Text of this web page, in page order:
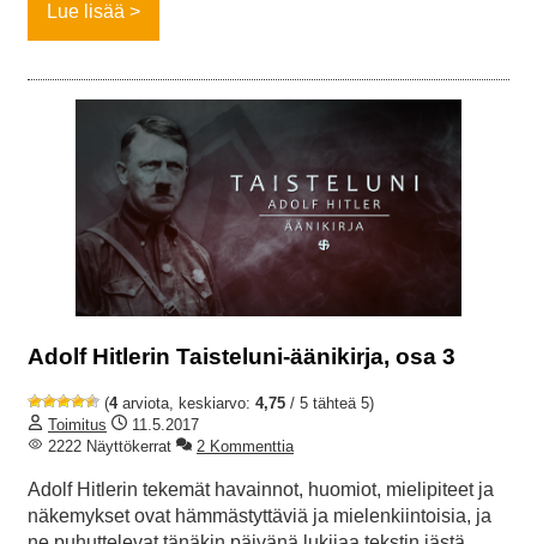
Lue lisää
Adolf Hitlerin Taisteluni-äänikirja, osa 3
(4arviota, keskiarvo: 4,75 / 5 tähteä 5)
Toimitus
11.5.2017
2222 Näyttökerrat
2 Kommenttia
Adolf Hitlerin tekemät havainnot, huomiot, mielipiteet ja
näkemykset ovat hämmästyttäviä ja mielenkiintoisia, ja